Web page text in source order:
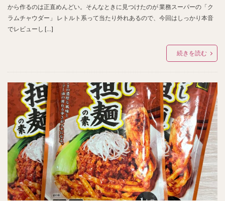
から作るのは正直めんどい。そんなときに見つけたのが 業務スーパーの「ク
ラムチャウダー」 レトルト系って当たり外れあるので、今回はしっかり本音
でレビューし […]
続きを読む